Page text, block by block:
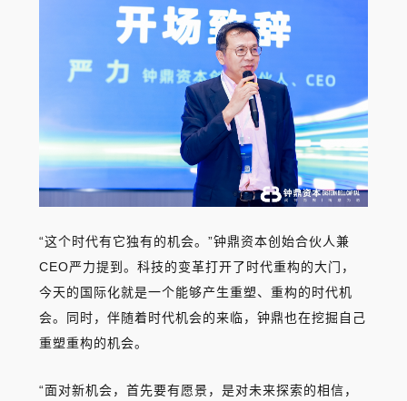
“这个时代有它独有的机会。”钟鼎资本创始合伙人兼
CEO严力提到。科技的变革打开了时代重构的大门，
今天的国际化就是一个能够产生重塑、重构的时代机
会。同时，伴随着时代机会的来临，钟鼎也在挖掘自己
重塑重构的机会。
“面对新机会，首先要有愿景，是对未来探索的相信，